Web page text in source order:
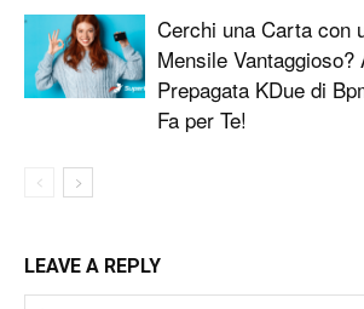
Cerchi una Carta con
Mensile Vantaggioso?
Prepagata KDue di
Fa per Te!
LEAVE A REPLY